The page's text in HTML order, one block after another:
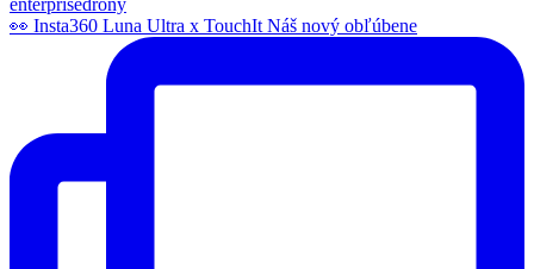
👀 Insta360 Luna Ultra x TouchIt Náš nový obľúbene